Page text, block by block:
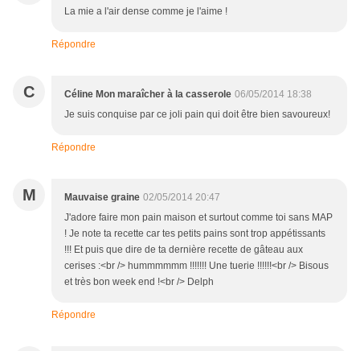
La mie a l'air dense comme je l'aime !
Répondre
C Céline Mon maraîcher à la casserole 06/05/2014 18:38
Je suis conquise par ce joli pain qui doit être bien savoureux!
Répondre
M Mauvaise graine 02/05/2014 20:47
J'adore faire mon pain maison et surtout comme toi sans MAP
! Je note ta recette car tes petits pains sont trop appétissants
!!! Et puis que dire de ta dernière recette de gâteau aux
cerises :<br /> hummmmmm !!!!!!! Une tuerie !!!!!!<br /> Bisous
et très bon week end !<br /> Delph
Répondre